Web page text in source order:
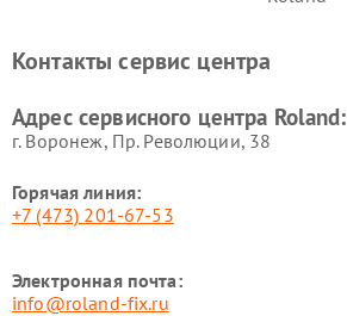
Контакты сервис центра
Адрес сервисного центра Roland:
г. Воронеж, Пр. Революции, 38
Горячая линия:
+7 (473) 201-67-53
Электронная почта:
info@roland-fix.ru